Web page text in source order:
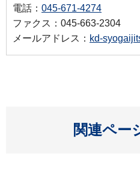
電話： 045-671-4274
ファクス：045-663-2304
メールアドレス： kd-
関連ペー